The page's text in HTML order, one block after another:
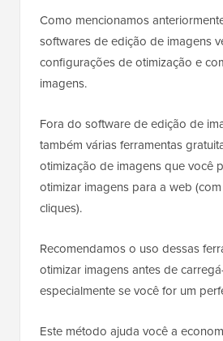
Como mencionamos
softwares de edição de imagens
configurações de otimização e
imagens.
Fora do software de edição de
também várias ferramentas
otimização de imagens que você
otimizar imagens para a web
cliques).
Recomendamos o uso dessas
otimizar imagens antes de
especialmente se você for um
Este método ajuda você a